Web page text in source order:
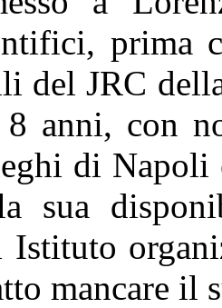
prima
del JRC
anni, con
di Napoli
la sua
Istituto
mancare il